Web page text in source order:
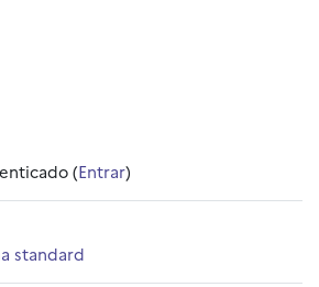
(Entrar)
standard